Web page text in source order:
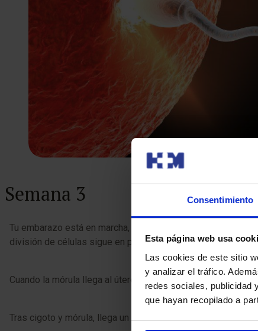
Consentimiento
Esta página web usa
Las cookies de este sitio
y analizar el tráfico.
redes sociales, publicidad
que hayan recopilado a
Semana 3
Tu embarazo está en marcha, nunca mejor dicho. El óvulo
división de células sigue en progreso.
Cuando la mórula llega al útero, antes de elegir su lugar
Tras cigoto y mórula, llega un nuevo nombre para tu bebé.